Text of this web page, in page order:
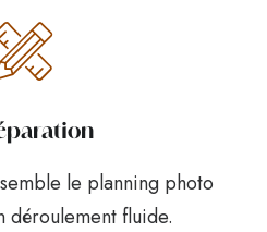
le planning photo
déroulement fluide.